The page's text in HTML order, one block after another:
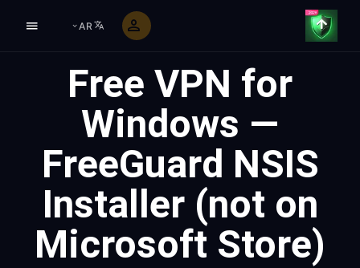
AR
Free VPN for
Windows —
FreeGuard NSIS
Installer (not on
Microsoft Store)